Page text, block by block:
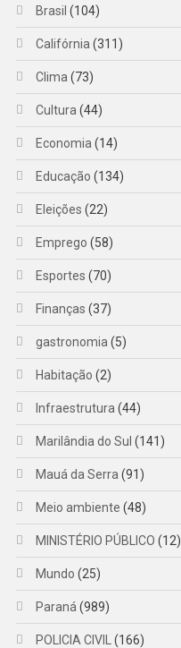
Brasil (104)
Califórnia (311)
Clima (73)
Cultura (44)
Economia (14)
Educação (134)
Eleições (22)
Emprego (58)
Esportes (70)
Finanças (37)
gastronomia (5)
Habitação (2)
Infraestrutura (44)
Marilândia do Sul (141)
Mauá da Serra (91)
Meio ambiente (48)
MINISTÉRIO PÚBLICO (12)
Mundo (25)
Paraná (989)
POLICIA CIVIL (166)